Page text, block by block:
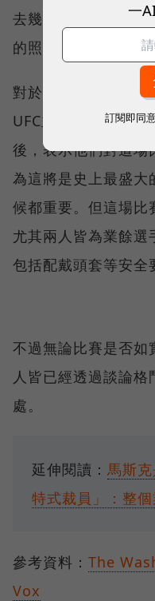
去幾年，他也時常分
的照片。
對於兩位億萬富翁的
UFC主席懷特（
後，表示他們對這場
為這將是史上最盛大
候都重要。但這場比
尤其兩人皆為業餘選
包括配戴頭套等安全
不過無論比賽是否如
人皆已經透過談論
處。
延伸閱讀： 馬斯
特式裁員」：整
參考資料： The
Vox
一
訂閱即同